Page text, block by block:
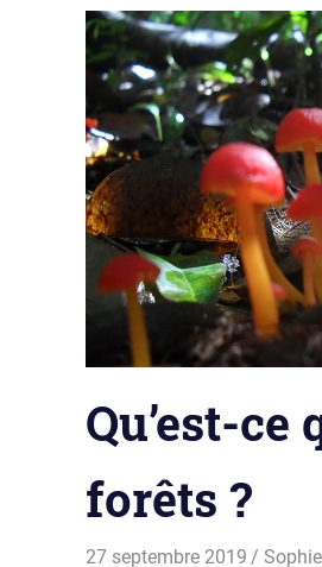
Qu’est-
forêts ?
27 septembre 2019 Sophie